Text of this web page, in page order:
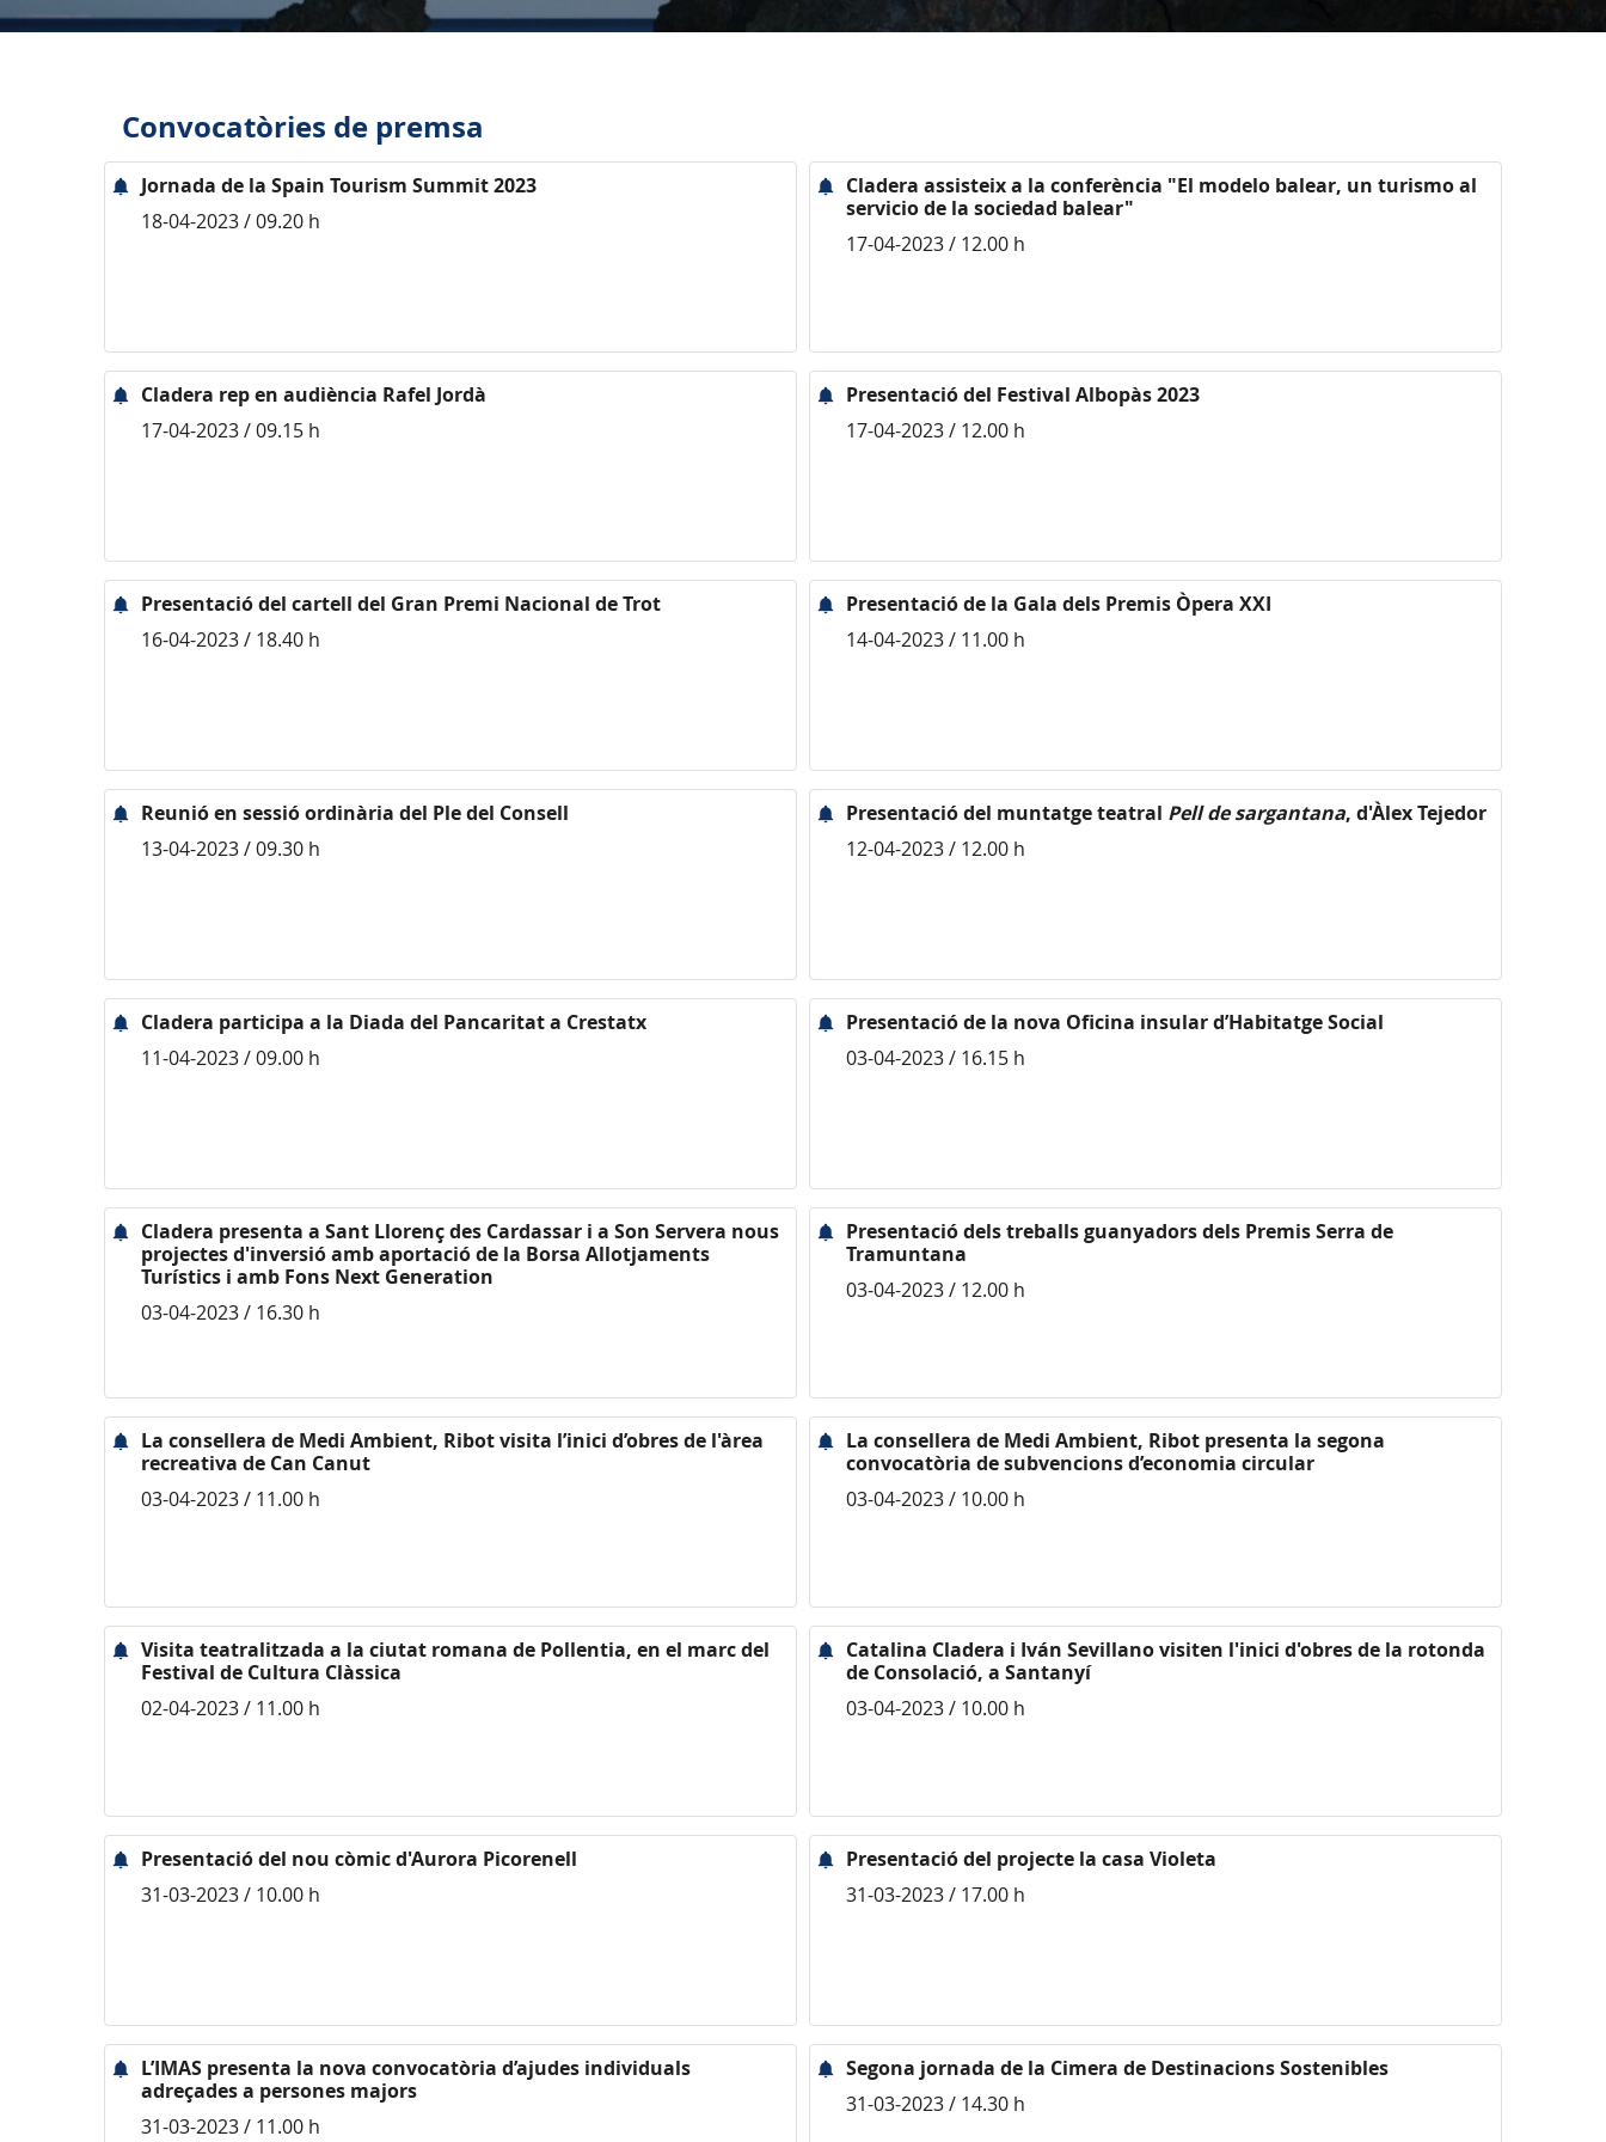
Convocatòries de premsa
Jornada de la Spain Tourism Summit 2023
18-04-2023 / 09.20 h
Cladera assisteix a la conferència "El modelo balear, un turismo al
servicio de la sociedad balear"
17-04-2023 / 12.00 h
Cladera rep en audiència Rafel Jordà
17-04-2023 / 09.15 h
Presentació del Festival Albopàs 2023
17-04-2023 / 12.00 h
Presentació del cartell del Gran Premi Nacional de Trot
16-04-2023 / 18.40 h
Presentació de la Gala dels Premis Òpera XXI
14-04-2023 / 11.00 h
Reunió en sessió ordinària del Ple del Consell
13-04-2023 / 09.30 h
Presentació del muntatge teatral Pell de sargantana, d'Àlex Tejedor
12-04-2023 / 12.00 h
Cladera participa a la Diada del Pancaritat a Crestatx
11-04-2023 / 09.00 h
Presentació de la nova Oficina insular d’Habitatge Social
03-04-2023 / 16.15 h
Cladera presenta a Sant Llorenç des Cardassar i a Son Servera nous
projectes d'inversió amb aportació de la Borsa Allotjaments
Turístics i amb Fons Next Generation
03-04-2023 / 16.30 h
Presentació dels treballs guanyadors dels Premis Serra de
Tramuntana
03-04-2023 / 12.00 h
La consellera de Medi Ambient, Ribot visita l’inici d’obres de l'àrea
recreativa de Can Canut
03-04-2023 / 11.00 h
La consellera de Medi Ambient, Ribot presenta la segona
convocatòria de subvencions d’economia circular
03-04-2023 / 10.00 h
Visita teatralitzada a la ciutat romana de Pollentia, en el marc del
Festival de Cultura Clàssica
02-04-2023 / 11.00 h
Catalina Cladera i Iván Sevillano visiten l'inici d'obres de la rotonda
de Consolació, a Santanyí
03-04-2023 / 10.00 h
Presentació del nou còmic d'Aurora Picorenell
31-03-2023 / 10.00 h
Presentació del projecte la casa Violeta
31-03-2023 / 17.00 h
L’IMAS presenta la nova convocatòria d’ajudes individuals
adreçades a persones majors
31-03-2023 / 11.00 h
Segona jornada de la Cimera de Destinacions Sostenibles
31-03-2023 / 14.30 h